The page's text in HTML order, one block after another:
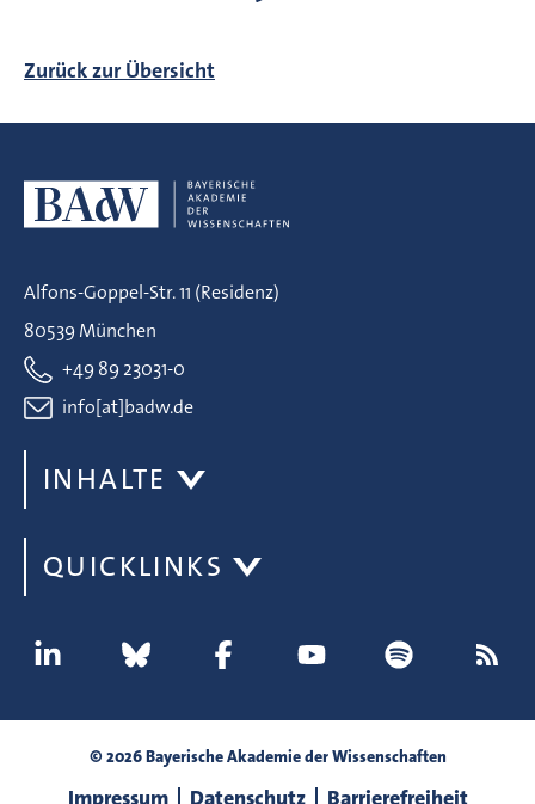
Zurück zur Übersicht
Alfons-Goppel-Str. 11 (Residenz)
80539 München
+49 89 23031-0
info[at]badw.de
INHALTE
QUICKLINKS
© 2026 Bayerische Akademie der Wissenschaften
Impressum Datenschutz Barrierefreiheit